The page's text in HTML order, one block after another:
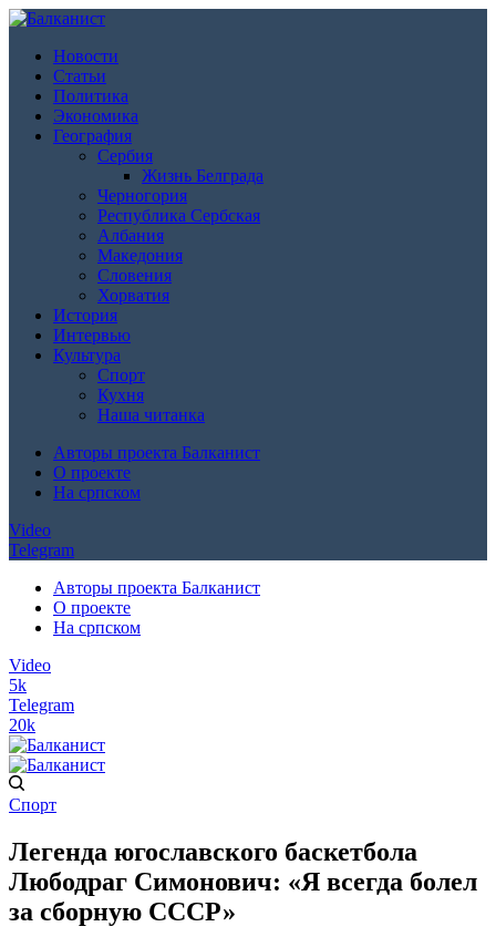
Новости
Статьи
Политика
Экономика
География
Сербия
Жизнь Белграда
Черногория
Республика Сербская
Албания
Македония
Словения
Хорватия
История
Интервью
Культура
Спорт
Кухня
Наша читанка
Авторы проекта Балканист
О проекте
На српском
Video
Telegram
Авторы проекта Балканист
О проекте
На српском
Video
5k
Telegram
20k
Спорт
Легенда югославского баскетбола
Любодраг Симонович: «Я всегда болел
за сборную СССР»